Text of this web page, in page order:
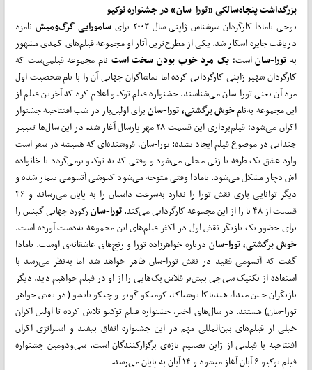
بزرگداشت پنجاه‌سالکی«تورا-سان» در جشنواره توکیو
یوجی یامادا کارگردان سرشناس ژاپنی سال ۲۰۰۳ برای
سامورایی گرگ‌و‌میشنامزد
دریافت جایزه اسکار شد. یکی از مطرح‌ترین آثار او مجموعه فیلم‌­های کمدی مشهور
بهتورا-ساناست؛یک مرد خوب بودن سخت استنام مجموعه فیلمی‌ست که
کارگردان شهیر ژاپنی کارگردانی کرده اما تماشاگران جهانی آن را با نام شخصیت اول
مرد آن یعنی تورا-سان می‌شناسند. جشنواره فیلم توکیو اعلام کرد که آخرین فیلم از
این مجموعه به‌­نامخوش برگشتی، تورا-سانبرای اولین‌بار در شب افتتاحیه جشنوار
اکران می­‌شود؛ فیلم‌برداری این قسمت ۲۸ مهر پارسال آغاز شد. در این سال­‌ها تغییر
چندانی در موضوع فیلم ایجاد نشده: تورا-سان، فروشنده‌ای که همیشه در سفر است
وارد عشق یک طرفه با زنی محلی می‌­شود و وقتی که به توکیو برمی­‌گردد با خانواده­‌
اش دچار مشکل می‌شود. یامادا وقتی متوجه می­‌شود کیوشی آتسومی بیمار شده و
دیگر توانایی بازی نقش تورا را ندارد به‌سرعت داستان را به پایان می­‌رساند و ۴۶
قسمت از ۴۸ تا را از این مجموعه کارگردانی می­‌کند.
تورا-سانرکورد جهانی گینس را
برای حضور یک بازیگر نقش اول در اکثر فیلم‌­های این مجموعه به­‌دست آورده است.
خوش برگشتی، تورا-ساندرباره خواهرزاده تورا و رنج­‌های عاشقانه‌ی اوست. یامادا
گفت که آتسومی فقید در نقش تورا-سان ظاهر خواهد شد اما به‌نظر می‌­رسد با
استفاده از تکنیک سی‌جی بیش‌­تر فلاش بک­‌هایی را از او در فیلم خواهیم دید. دیگر
بازیگران جین میدا، هیدتاکا یوشیاکا، کومیکو گوتو و چیکو بایشو (در نقش خواهر
تورا-سان) هستند. در سال­‌های اخیر، جشنواره فیلم توکیو تلاش کرده تا اولین اکران
خیلی از فیلم­‌های بین‌المللی مهم در این جشنواره اتفاق بیفتد و استراتژی اکران
افتتاحیه با فیلمی از ژاپن تصمیم تازه‌ی برگزارکنندگان است. سی‌و‌دومین جشنواره
فیلم توکیو ۶ آبان آغاز می­شود و ۱۴ آبان به پایان می‌رسد.